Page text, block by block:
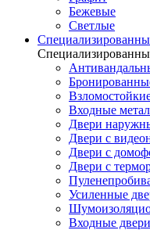
Бежевые
Светлые
Входные
Двери
Двери с
Двери с
Двери с
Усиленные
Входные